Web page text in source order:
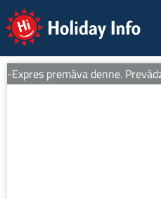
Holiday Info
Expres premáva denne.